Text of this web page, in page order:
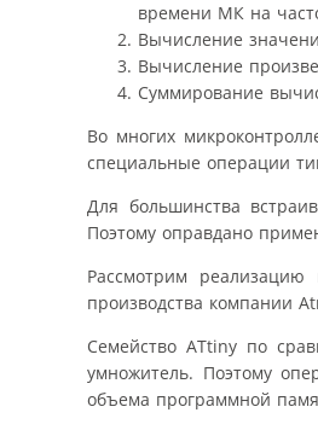
времени МК на
Вычисление
Вычисление
Суммирование
Во многих
специальные операции
Для большинства
Поэтому оправдано
Рассмотрим реализацию
производства компании
Семейство ATtiny по
умножитель. Поэтому
объема программной